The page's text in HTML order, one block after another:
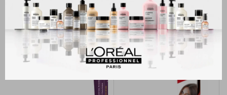
Productos que te pueden interesar